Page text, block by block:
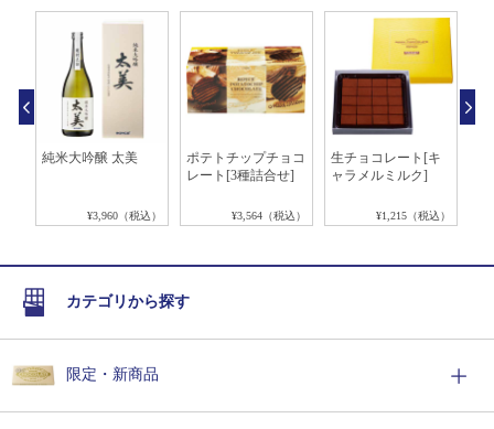
純米大吟醸 太美
¥3,960（税込）
ポテトチップチョコ
レート[3種詰合せ]
¥3,564（税込）
生チョコレート[キ
ャラメルミルク]
¥1,215（税込）
カテゴリから探す
限定・新商品